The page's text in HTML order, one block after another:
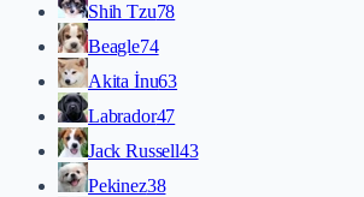
Shih Tzu78
Beagle74
Akita İnu63
Labrador47
Jack Russell43
Pekinez38